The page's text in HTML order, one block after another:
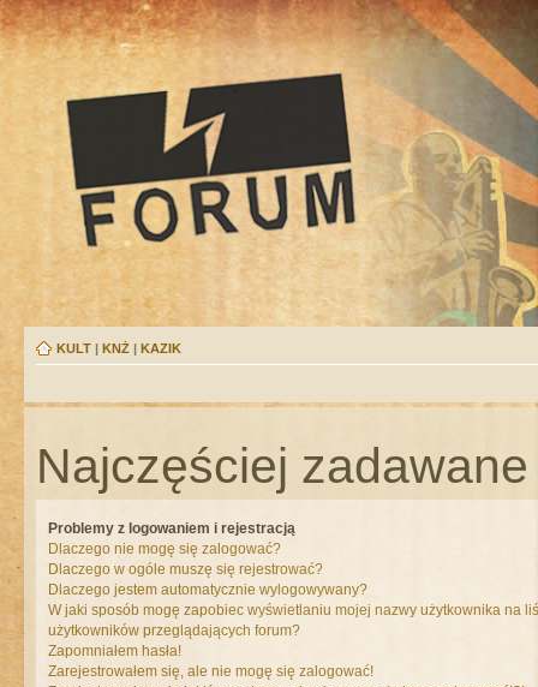
KULT | KNŻ | KAZIK
Najczęściej
Problemy z logowaniem i rejestracją
Dlaczego nie mogę się zalogować?
Dlaczego w ogóle muszę się rejestrować?
Dlaczego jestem automatycznie wylogowywany?
W jaki sposób mogę zapobiec wyświetlaniu mojej nazwy użytkownika na
użytkowników przeglądających forum?
Zapomniałem hasła!
Zarejestrowałem się, ale nie mogę się zalogować!